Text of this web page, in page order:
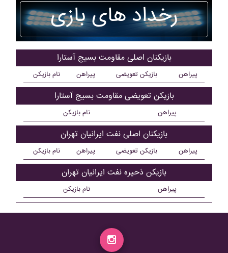
رخداد های بازی
بازیکنان اصلی مقاومت بسيج آستارا
نام بازیکن پیراهن بازیکن تعویضی پیراهن
بازیکن تعویضی مقاومت بسيج آستارا
نام بازیکن پیراهن
بازیکنان اصلی نفت ايرانيان تهران
نام بازیکن پیراهن بازیکن تعویضی پیراهن
بازیکن ذحیره نفت ايرانيان تهران
نام بازیکن پیراهن